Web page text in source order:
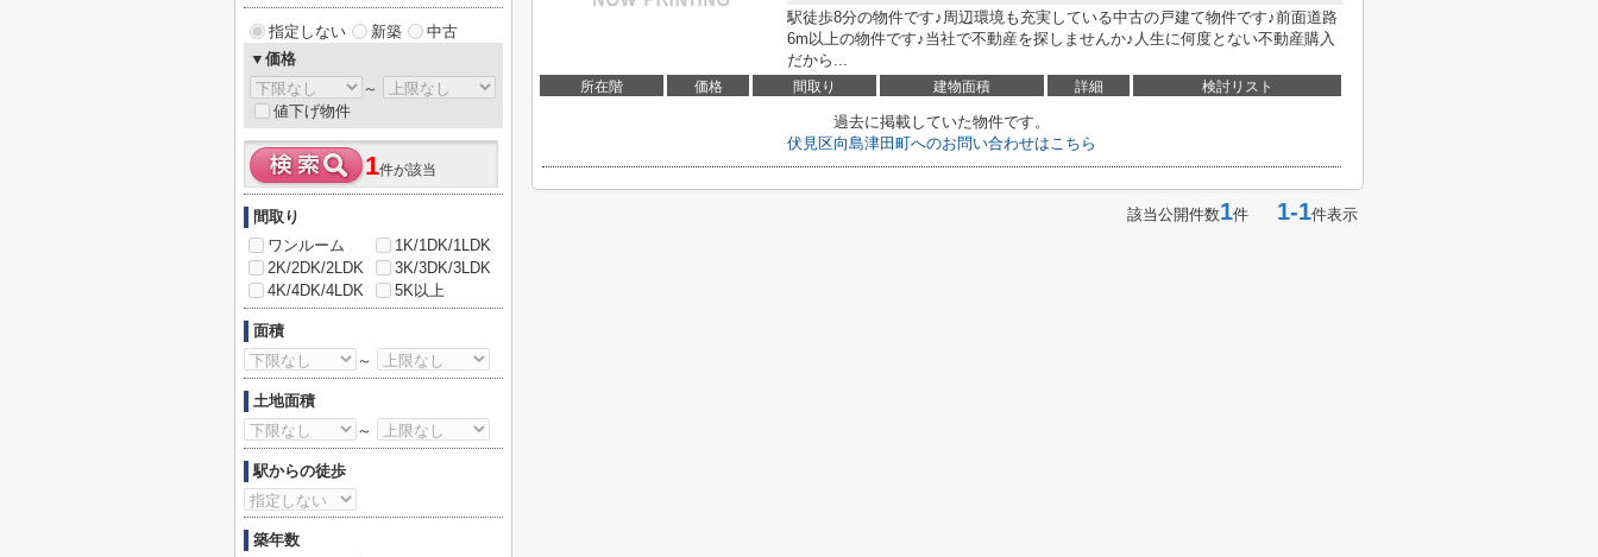
駅徒歩8分の物件です♪周辺環境も充実している中古の戸建て物件です♪前面道路
6m以上の物件です♪当社で不動産を探しませんか♪人生に何度とない不動産購入
だから...
所在階 価格 間取り 建物面積 詳細 検討リスト
過去に掲載していた物件です。
伏見区向島津田町へのお問い合わせはこちら
該当公開件数1件 1-1件表示
指定しない 新築
中古
▼価格
～
値下げ物件
1件が該当
間取り
ワンルーム
1K/1DK/1LDK
2K/2DK/2LDK
3K/3DK/3LDK
4K/4DK/4LDK
5K以上
面積
～
土地面積
～
駅からの徒歩
築年数